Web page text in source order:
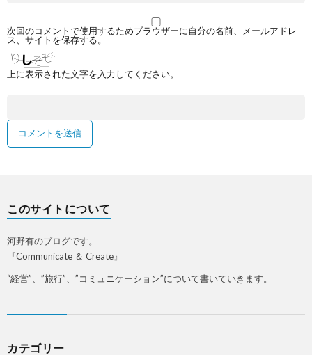
次回のコメントで使用するためブラウザーに自分の名前、メールアドレ
ス、サイトを保存する。
上に表示された文字を入力してください。
このサイトについて
河野有のブログです。
『Communicate ＆ Create』
“経営”、”旅行”、”コミュニケーション”について書いていきます。
カテゴリー